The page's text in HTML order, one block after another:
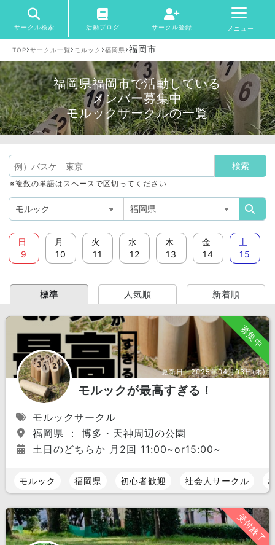
サークル検索 活動ブログ サークル登録 メニュー
TOP›サークル一覧 ›モルック ›福岡県›福岡市
福岡県福岡市で活動している
メンバー募集中
モルックサークルの一覧
※複数の単語はスペースで区切ってください
日
9
月
10
火
11
水
12
木
13
金
14
土
15
標準 人気順 新着順
募集中
更新日：2025年04月03日(木)
モルックが最高すぎる！
モルックサークル
福岡県 ： 博多・天神周辺の公園
土日のどちらか 月2回 11:00~or15:00~
モルック 福岡県 初心者歓迎 社会人サークル
受付終了